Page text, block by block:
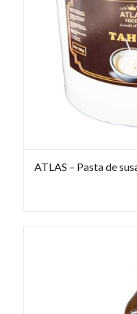
ATLAS – Pasta de